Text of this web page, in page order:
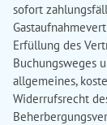
sofort
Erfüllung des
Buchungsweges
allgemeines,
Widerrufsrecht